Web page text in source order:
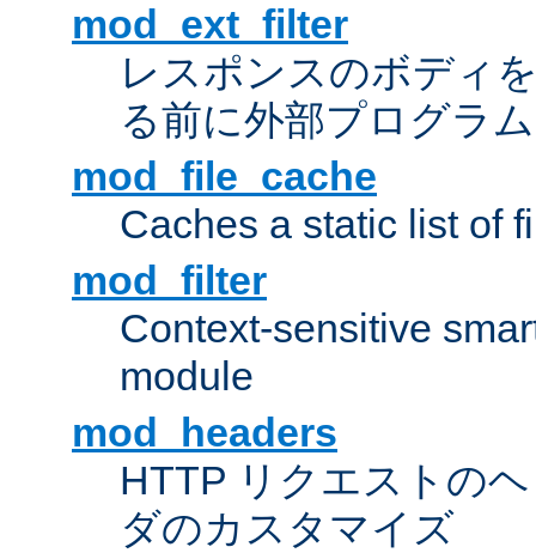
mod_ext_filter
レスポンスのボディ
る前に外部プログラ
mod_file_cache
Caches a static list of
mod_filter
Context-sensitive
module
mod_headers
HTTP リクエストの
ダのカスタマイズ